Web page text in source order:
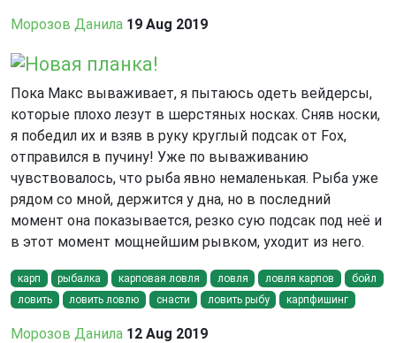
Морозов Данила 19 Aug 2019
Новая планка!
Пока Макс вываживает, я пытаюсь одеть вейдерсы,
которые плохо лезут в шерстяных носках. Сняв носки,
я победил их и взяв в руку круглый подсак от Fox,
отправился в пучину! Уже по вываживанию
чувствовалось, что рыба явно немаленькая. Рыба уже
рядом со мной, держится у дна, но в последний
момент она показывается, резко сую подсак под неё и
в этот момент мощнейшим рывком, уходит из него.
карп рыбалка карповая ловля ловля ловля карпов
бойл
ловить
ловить ловлю снасти ловить рыбу карпфишинг
Морозов Данила 12 Aug 2019